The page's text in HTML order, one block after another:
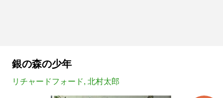
銀の森の少年
リチャードフォード, 北村太郎